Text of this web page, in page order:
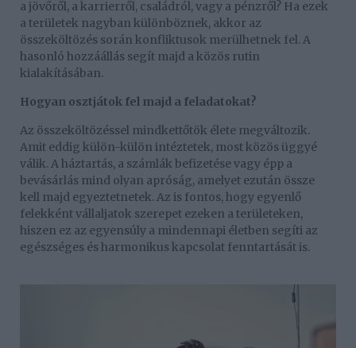
a jövőről, a karrierről, családról, vagy a pénzről? Ha ezek
a területek nagyban különböznek, akkor az
összeköltözés során konfliktusok merülhetnek fel. A
hasonló hozzáállás segít majd a közös rutin
kialakításában.
Hogyan osztjátok fel majd a feladatokat?
Az összeköltözéssel mindkettőtök élete megváltozik.
Amit eddig külön-külön intéztetek, most közös üggyé
válik. A háztartás, a számlák befizetése vagy épp a
bevásárlás mind olyan apróság, amelyet ezután össze
kell majd egyeztetnetek. Az is fontos, hogy egyenlő
felekként vállaljatok szerepet ezeken a területeken,
hiszen ez az egyensúly a mindennapi életben segíti az
egészséges és harmonikus kapcsolat fenntartását is.